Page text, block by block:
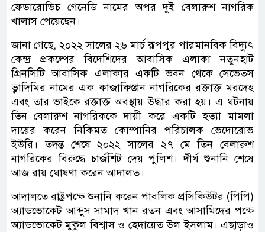
ফেডারোভিচ গেনেডি নামের অপর দুই বেলারুশ নাগরিক
খালাস পেয়েছেন।
জানা গেছে, ২০২২ সালের ২৬ মার্চ রূপপুর পারমানবিক বিদ্যুৎ
কেন্দ্র প্রকল্পের বিদেশিদের আবাসিক এলাকা নতুনহাট
গ্রিনসিটি আবাসিক এলাকার একটি ভবন থেকে সেভেত্স
ভ্লাদিমির নামের এক কাজাকিস্তান নাগরিকের রক্তাক্ত মরদেহ
এবং তার ভাইকে রক্তাক্ত অবস্থায় উদ্ধার করা হয়। এ ঘটনায়
তিন বেলারুশ নাগরিককে দায়ী করে একটি হত্যা মামলা
দায়ের করেন নিকিমত কোম্পানির পরিচালক ভেদোরোভ
ইউরি। তদন্ত শেষে ২০২২ সালের ২৭ মে তিন বেলারুশ
নাগরিকের বিরুদ্ধে চার্জশিট দেয় পুলিশ। দীর্ঘ শুনানি শেষে
আজ রায় ঘোষণা করেন আদালত।
আদালতে রাষ্ট্রপক্ষে শুনানি করেন পাবলিক প্রসিকিউটর (পিপি)
অ্যাডভোকেট আব্দুস সামাদ খান রতন এবং আসামিদের পক্ষে
অ্যাডভোকেট মুকুল বিশ্বাস ও হেদায়েত উল ইসলাম। এছাড়াও